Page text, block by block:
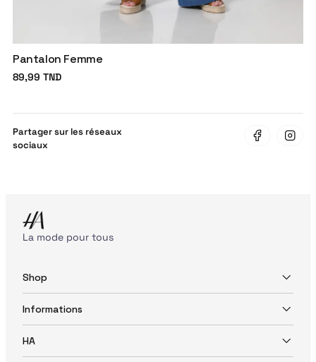
Pantalon Femme
89,99 TND
Partager sur les réseaux
sociaux
La mode pour tous
Shop
Informations
HA